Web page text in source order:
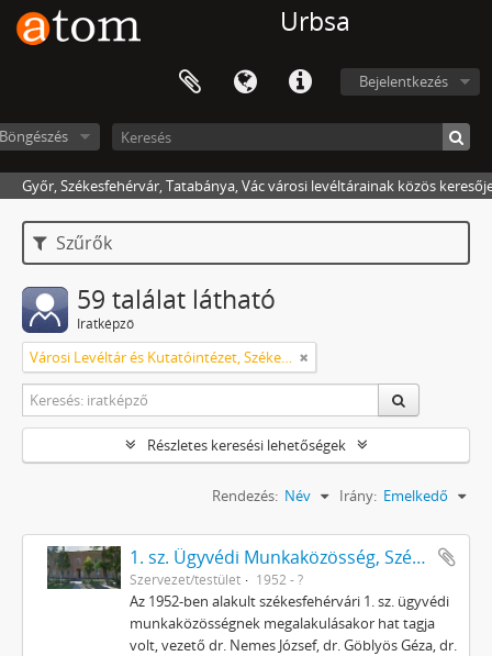
Urbsa
Bejelentkezés
Győr, Székesfehérvár, Tatabánya, Vác városi levéltárainak közös
Szűrők
59 találat látható
Iratképző
Városi Levéltár és Kutatóintézet, Székesfehérvár
Részletes keresési lehetőségek
Rendezés: Név Irány: Emelkedő
1. sz. Ügyvédi Munkaközösség, Székesfehérvár
Szervezet/testület 1952 - ?
Az 1952-ben alakult székesfehérvári 1. sz. ügyvédi
munkaközösségnek megalakulásakor hat tagja
volt, vezető dr. Nemes József, dr. Göblyös Géza, dr.